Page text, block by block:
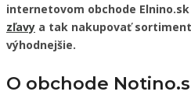
internetovom obchode
zľavy a tak nakupovať
výhodnejšie.
O obchode